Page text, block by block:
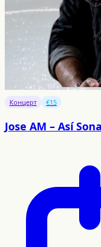
Концерт €15
Jose AM – Así